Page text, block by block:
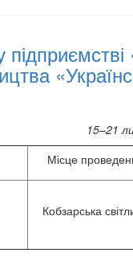
15–21
Місце
Кобзарська